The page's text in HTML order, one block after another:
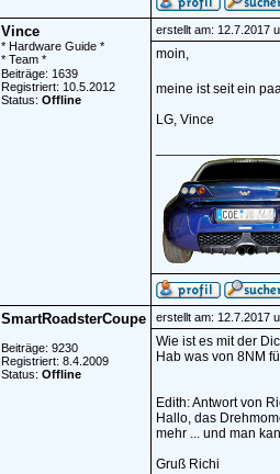
Vince
* Hardware Guide *
* Team *
Beiträge: 1639
Registriert: 10.5.2012
Status: Offline
erstellt am: 12.7.2017
moin,
meine ist seit ein
LG, Vince
SmartRoadsterCoupe
Beiträge: 9230
Registriert: 8.4.2009
Status: Offline
erstellt am: 12.7.2017
Wie ist es mit der
Hab was von 8NM
Edith: Antwort von
Hallo, das
mehr ... und man
Gruß Richi